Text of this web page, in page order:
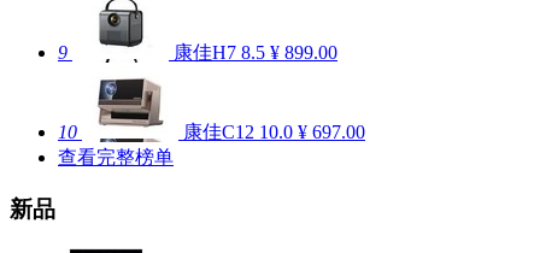
9 康佳H7 8.5 ¥ 899.00
10 康佳C12 10.0 ¥ 697.00
查看完整榜单
新品